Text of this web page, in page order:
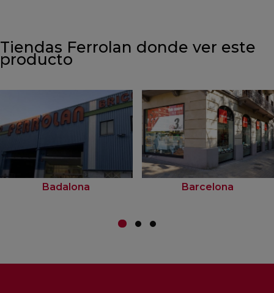
Tiendas Ferrolan donde ver este
producto
Badalona Barcelona